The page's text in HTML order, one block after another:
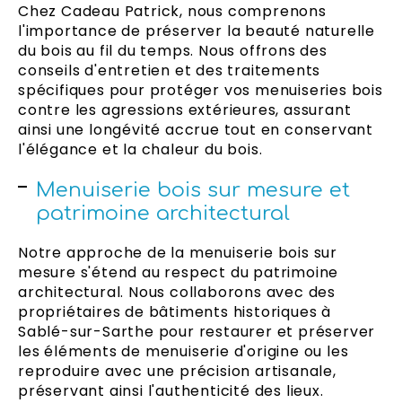
Chez Cadeau Patrick, nous comprenons
l'importance de préserver la beauté naturelle
du bois au fil du temps. Nous offrons des
conseils d'entretien et des traitements
spécifiques pour protéger vos menuiseries bois
contre les agressions extérieures, assurant
ainsi une longévité accrue tout en conservant
l'élégance et la chaleur du bois.
Menuiserie bois sur mesure et
patrimoine architectural
Notre approche de la menuiserie bois sur
mesure s'étend au respect du patrimoine
architectural. Nous collaborons avec des
propriétaires de bâtiments historiques à
Sablé-sur-Sarthe pour restaurer et préserver
les éléments de menuiserie d'origine ou les
reproduire avec une précision artisanale,
préservant ainsi l'authenticité des lieux.